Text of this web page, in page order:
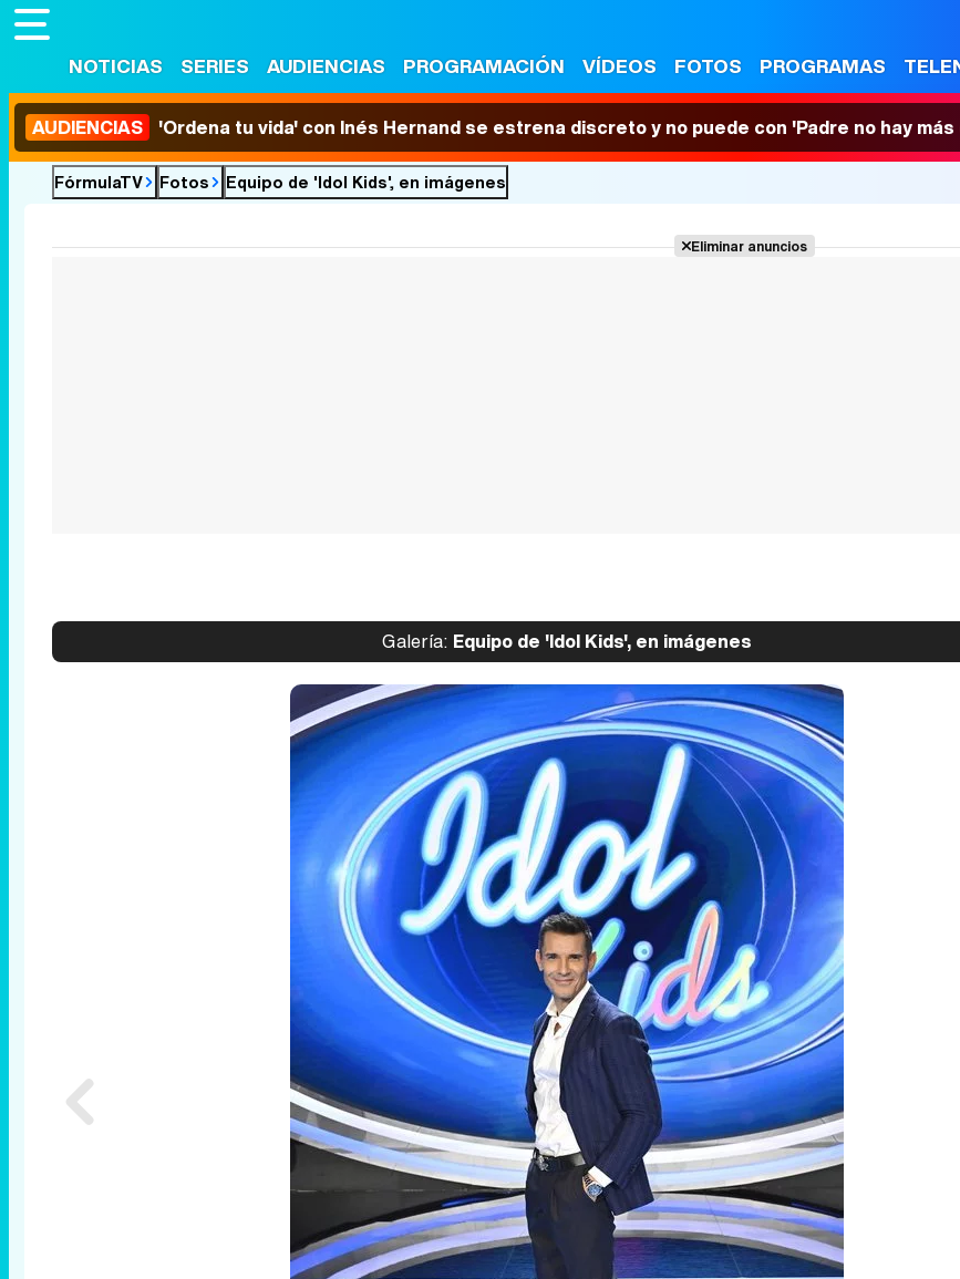
NOTICIAS SERIES AUDIENCIAS PROGRAMACIÓN VÍDEOS FOTOS PROGRAMAS
AUDIENCIAS 'Ordena tu vida' con Inés Hernand se estrena discreto y no puede con 'Padre no hay más
FórmulaTV Fotos Equipo de 'Idol Kids', en imágenes
Eliminar anuncios
Galería: Equipo de 'Idol Kids', en imágenes